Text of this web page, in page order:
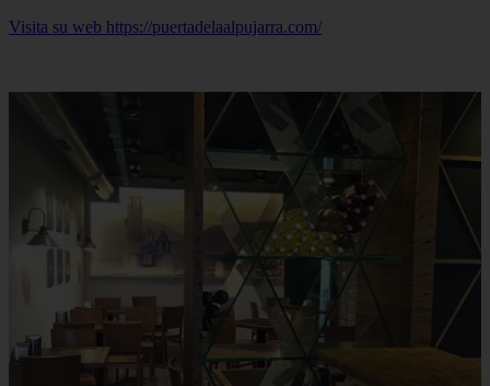
Visita su web https://puertadelaalpujarra.com/